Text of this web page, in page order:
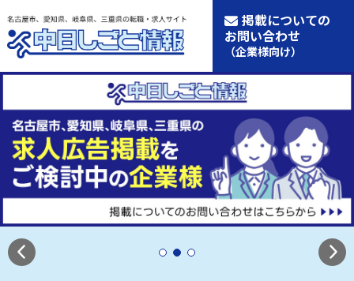
掲載についての
お問い合わせ
（企業様向け）